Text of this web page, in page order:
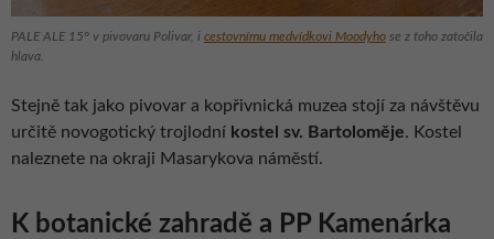
PALE ALE 15° v pivovaru Polivar, i cestovnímu medvídkovi Moodyho se z toho zatočila
hlava.
Stejně tak jako pivovar a kopřivnická muzea stojí za návštěvu
určitě novogotický trojlodní kostel sv. Bartoloměje. Kostel
naleznete na okraji Masarykova náměstí.
K botanické zahradě a PP Kamenárka